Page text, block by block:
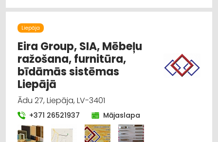
Liepāja
Eira Group, SIA, Mēbeļu
ražošana, furnitūra,
bīdāmās sistēmas
Liepājā
Ādu 27, Liepāja, LV-3401
+371 26521937 Mājaslapa